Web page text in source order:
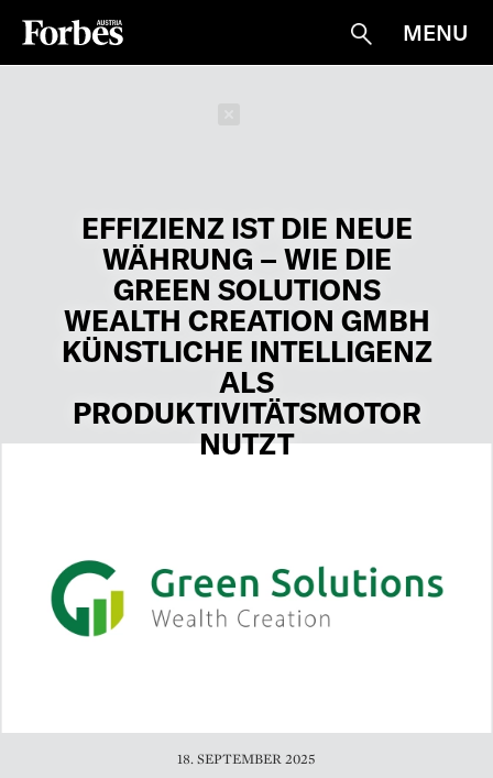
Suche
MENU
EFFIZIENZ IST DIE NEUE
WÄHRUNG – WIE DIE
GREEN SOLUTIONS
WEALTH CREATION GMBH
KÜNSTLICHE INTELLIGENZ
ALS
PRODUKTIVITÄTSMOTOR
NUTZT
18. SEPTEMBER 2025